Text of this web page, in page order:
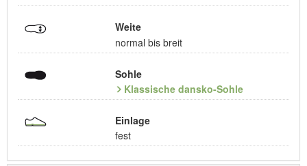
Weite
normal bis breit
Sohle
Klassische dansko-Sohle
Einlage
fest